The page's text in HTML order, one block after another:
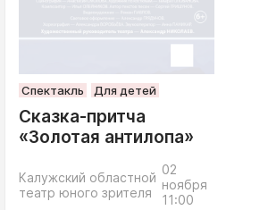
Спектакль Для детей
Сказка-притча
«Золотая антилопа»
02
ноября
11:00
Калужский областной
театр юного зрителя